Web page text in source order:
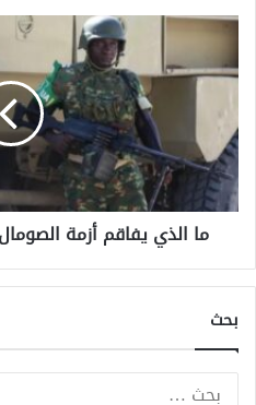
د
.
ل
ص
د
ر
س
ا
ل
غ
م
ا
ي
ي
ف
ا
أ
م
ة
ا
ما الذي يفاقم أزمة
بحث